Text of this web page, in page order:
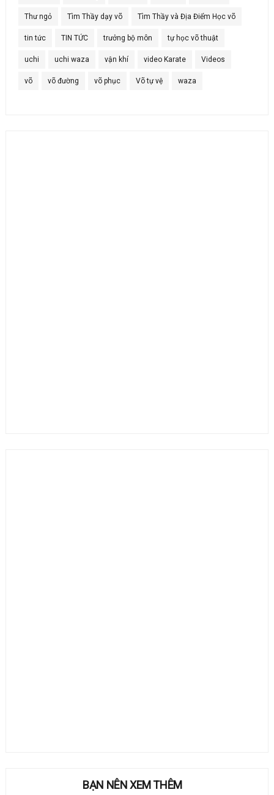
Thư ngỏ Tìm Thầy dạy võ Tìm Thầy và Địa Điểm Học võ
tin tức TIN TỨC trưởng bộ môn tự học võ thuật
uchi uchi waza vận khí video Karate Videos
võ võ đường võ phục Võ tự vệ waza
BẠN NÊN XEM THÊM